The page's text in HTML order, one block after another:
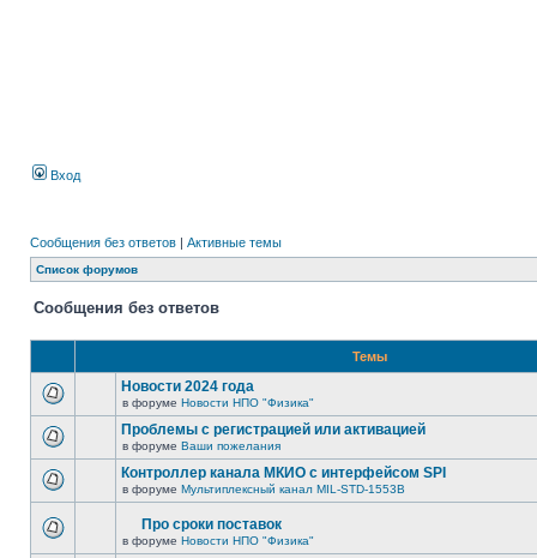
Вход
Сообщения без ответов | Активные темы
Список форумов
Сообщения без ответов
Темы
Новости 2024 года
в форуме Новости НПО "Физика"
Проблемы с регистрацией или активацией
в форуме Ваши пожелания
Контроллер канала МКИО с интерфейсом SPI
в форуме Мультиплексный канал MIL-STD-1553B
Про сроки поставок
в форуме Новости НПО "Физика"